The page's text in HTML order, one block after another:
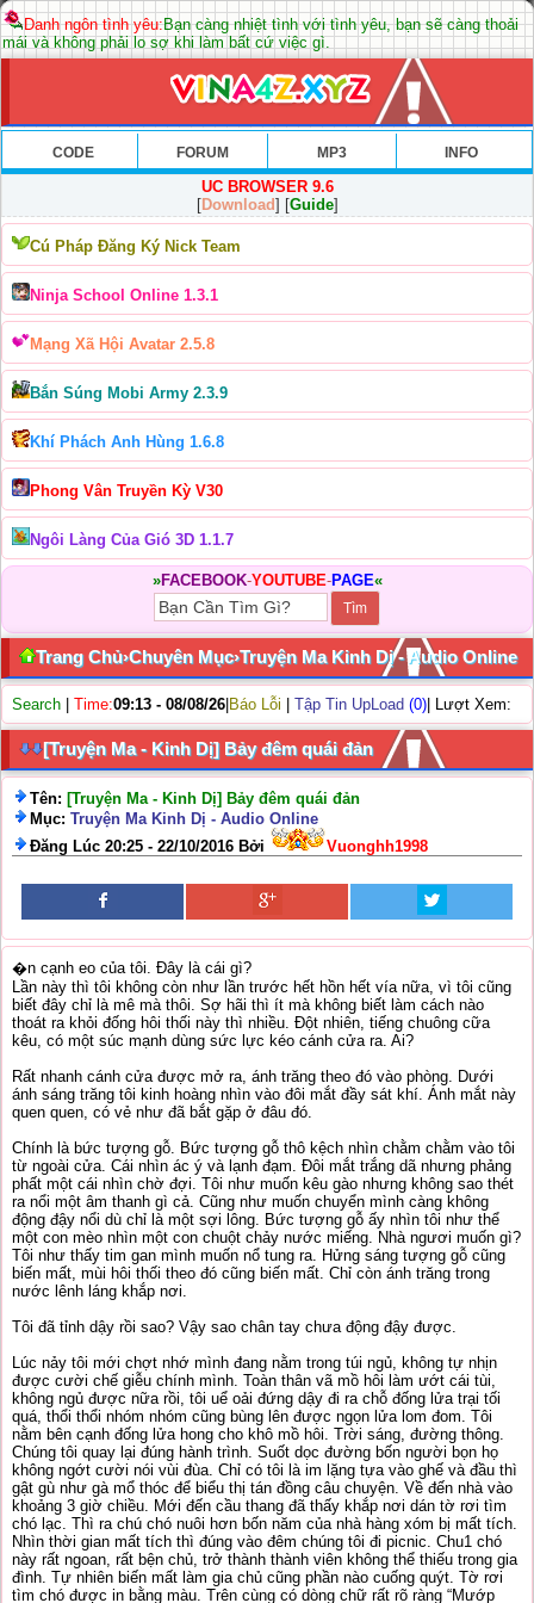
Danh ngôn tình yêu:Bạn càng nhiệt tình với tình yêu, bạn sẽ càng thoải
mái và không phải lo sợ khi làm bất cứ việc gì.
CODE FORUM MP3 INFO
UC BROWSER 9.6
[Download] [Guide]
Cú Pháp Đăng Ký Nick Team
Ninja School Online 1.3.1
Mạng Xã Hội Avatar 2.5.8
Bắn Súng Mobi Army 2.3.9
Khí Phách Anh Hùng 1.6.8
Phong Vân Truyền Kỳ V30
Ngôi Làng Của Gió 3D 1.1.7
»FACEBOOK-YOUTUBE-PAGE«
Trang Chủ›Chuyên Mục›Truyện Ma Kinh Dị - Audio Online
Search Time:09:13 - 08/08/26 Báo Lỗi Tập Tin UpLoad (0) | Lượt Xem:
[Truyện Ma - Kinh Dị] Bảy đêm quái đản
Tên: [Truyện Ma - Kinh Dị] Bảy đêm quái đản
Mục: Truyện Ma Kinh Dị - Audio Online
Đăng Lúc 20:25 - 22/10/2016 Bởi
Vuonghh1998
�n cạnh eo của tôi. Đây là cái gì?
Lần này thì tôi không còn như lần trước hết hồn hết vía nữa, vì tôi cũng
biết đây chỉ là mê mà thôi. Sợ hãi thì ít mà không biết làm cách nào
thoát ra khỏi đống hôi thối này thì nhiều. Đột nhiên, tiếng chuông cữa
kêu, có một súc mạnh dùng sức lực kéo cánh cửa ra. Ai?
Rất nhanh cánh cửa được mở ra, ánh trăng theo đó vào phòng. Dưới
ánh sáng trăng tôi kinh hoàng nhìn vào đôi mắt đầy sát khí. Ánh mắt này
quen quen, có vẻ như đã bắt gặp ở đâu đó.
Chính là bức tượng gỗ. Bức tượng gỗ thô kệch nhìn chằm chằm vào tôi
từ ngoài cửa. Cái nhìn ác ý và lạnh đạm. Đôi mắt trắng dã nhưng phảng
phất một cái nhìn chờ đợi. Tôi như muốn kêu gào nhưng không sao thét
ra nổi một âm thanh gì cả. Cũng như muốn chuyển mình càng không
động đậy nổi dù chỉ là một sợi lông. Bức tượng gỗ ấy nhìn tôi như thể
một con mèo nhìn một con chuột chảy nước miếng. Nhà ngươi muốn gì?
Tôi như thấy tim gan mình muốn nổ tung ra. Hửng sáng tượng gỗ cũng
biến mất, mùi hôi thối theo đó cũng biến mất. Chỉ còn ánh trăng trong
nước lênh láng khắp nơi.
Tôi đã tỉnh dậy rồi sao? Vậy sao chân tay chưa động đậy được.
Lúc nảy tôi mới chợt nhớ mình đang nằm trong túi ngủ, không tự nhịn
được cười chế giễu chính mình. Toàn thân vã mồ hôi làm ướt cái tùi,
không ngủ được nữa rồi, tôi uể oải đứng dậy đi ra chỗ đống lửa trại tối
quá, thổi thổi nhóm nhóm cũng bùng lên được ngọn lửa lom đom. Tôi
nằm bên cạnh đống lửa hong cho khô mồ hôi. Trời sáng, đường thông.
Chúng tôi quay lại đúng hành trình. Suốt dọc đường bốn người bọn họ
không ngớt cười nói vùi đùa. Chỉ có tôi là im lặng tựa vào ghế và đầu thì
gật gù như gà mổ thóc để biểu thị tán đồng câu chuyện. Về đến nhà vào
khoảng 3 giờ chiều. Mới đến cầu thang đã thấy khắp nơi dán tờ rơi tìm
chó lạc. Thì ra chú chó nuôi hơn bốn năm của nhà hàng xóm bị mất tích.
Nhìn thời gian mất tích thì đúng vào đêm chúng tôi đi picnic. Chu1 chó
này rất ngoan, rất bện chủ, trở thành thành viên không thể thiếu trong gia
đình. Tự nhiên biến mất làm gia chủ cũng phần nào cuống quýt. Tờ rơi
tìm chó được in bằng màu. Trên cùng có dòng chữ rất rõ ràng “Mướp